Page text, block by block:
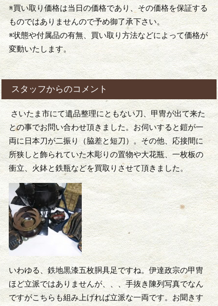
※買い取り価格は当日の価格であり、その価格を保証する
ものではありませんので予め御了承下さい。
※状態や付属品の有無、買い取り方法などによって価格が
変動いたします。
スタッフからのコメント
さいたま市にて遺品整理にともない刀、甲冑が出て来た
との事でお問い合わせ頂きました。お伺いすると鎧が一
両に日本刀が二振り（脇差と短刀）。その他、応接間に
所狭しと飾られていた木彫りの置物や大花瓶、一枚板の
衝立、火鉢と鉄瓶などを買取りさせて頂きました。
いわゆる、鉄地黒漆五枚胴具足ですね。伊達政宗の甲冑
ほど立派ではありませんが、、、手抜き陳列写真でなん
ですがこちらも組み上げれば立派な一両です。お聞きす